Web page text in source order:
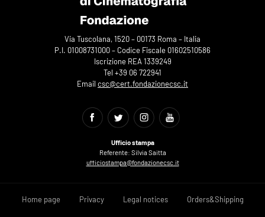
Via Tuscolana, 1520 – 00173 Roma – Italia
P.I. 01008731000 – Codice Fiscale 01602510586
Iscrizione REA 1339249
Tel +39 06 722941
Email csc@cert.fondazionecsc.it
Ufficio stampa
Referente: Silvia Saitta
ufficiostampa@fondazionecsc.it
Home page Privacy Legal notices Orders&Shipping